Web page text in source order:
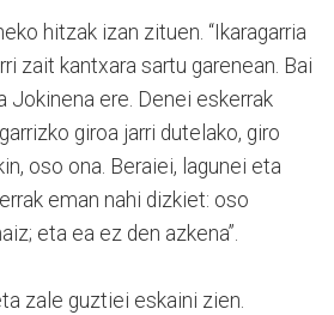
hitzak izan zituen. “Ikaragarria
zait kantxara sartu garenean. Bai
Jokinena ere. Denei eskerrak
giroa jarri dutelako, giro
oso ona. Beraiei, lagunei eta
eman nahi dizkiet: oso
eta ea ez den azkena”.
zale guztiei eskaini zien.